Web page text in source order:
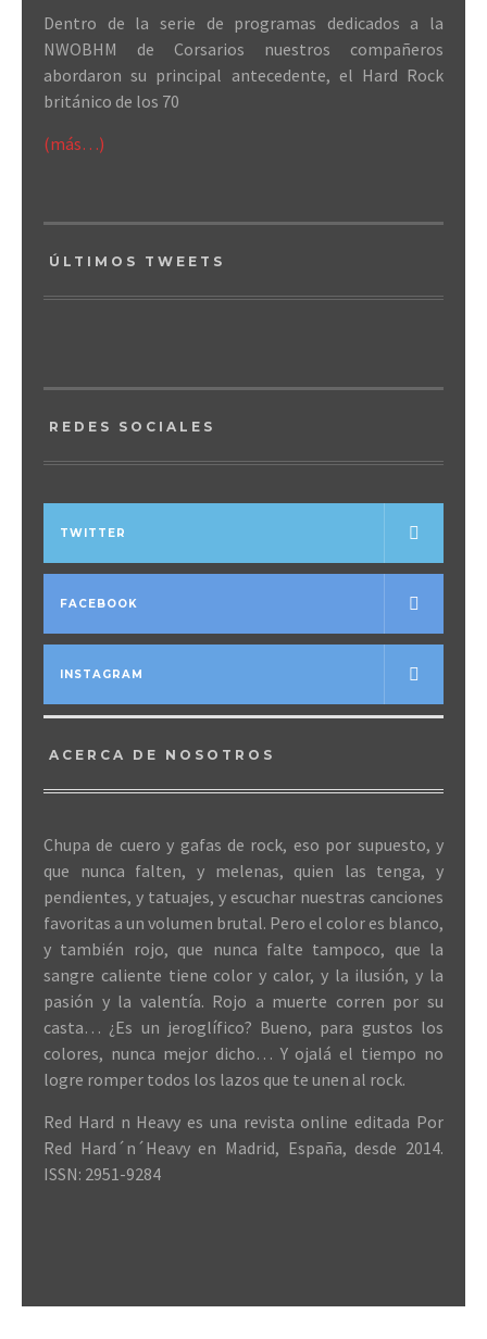
Dentro de la serie de programas dedicados a la
NWOBHM de Corsarios nuestros compañeros
abordaron su principal antecedente, el Hard Rock
británico de los 70
(más…)
ÚLTIMOS TWEETS
REDES SOCIALES
TWITTER
FACEBOOK
INSTAGRAM
ACERCA DE NOSOTROS
Chupa de cuero y gafas de rock, eso por supuesto, y
que nunca falten, y melenas, quien las tenga, y
pendientes, y tatuajes, y escuchar nuestras canciones
favoritas a un volumen brutal. Pero el color es blanco,
y también rojo, que nunca falte tampoco, que la
sangre caliente tiene color y calor, y la ilusión, y la
pasión y la valentía. Rojo a muerte corren por su
casta… ¿Es un jeroglífico? Bueno, para gustos los
colores, nunca mejor dicho… Y ojalá el tiempo no
logre romper todos los lazos que te unen al rock.
Red Hard n Heavy es una revista online editada Por
Red Hard´n´Heavy en Madrid, España, desde 2014.
ISSN: 2951-9284